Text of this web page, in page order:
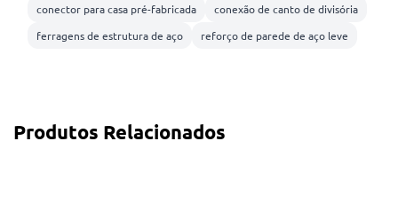
conector para casa pré-fabricada
conexão de canto de divisória
ferragens de estrutura de aço
reforço de parede de aço leve
Produtos Relacionados